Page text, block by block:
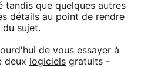
tandis que quelques autres
détails au point de rendre
sujet.
de vous essayer à
deux
logiciels gratuits -